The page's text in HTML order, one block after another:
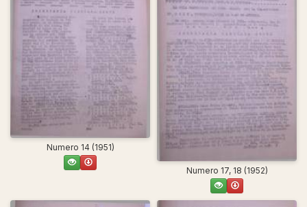
Numero 14 (1951)
Numero 17, 18 (1952)